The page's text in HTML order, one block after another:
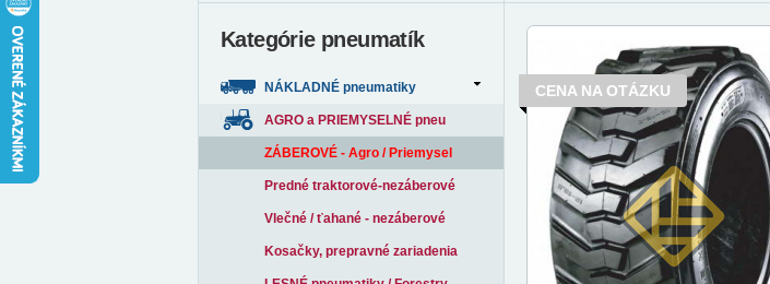
CENA NA OTÁZKU
Kategórie pneumatík
NÁKLADNÉ pneumatiky
AGRO a PRIEMYSELNÉ pneu
ZÁBEROVÉ - Agro / Priemysel
Predné traktorové-nezáberové
Vlečné / ťahané - nezáberové
Kosačky, prepravné zariadenia